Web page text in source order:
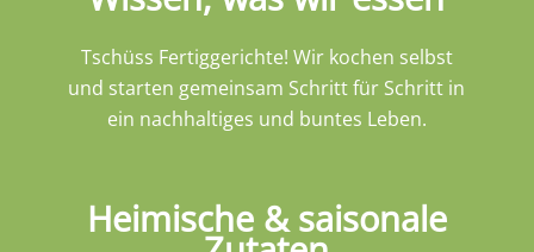
ein nachhaltiges und buntes Leben.
Heimische & saisonale
Zutaten
Wir legen Wert auf heimische und saisonale
Lebensmittel, die nicht die halbe Welt